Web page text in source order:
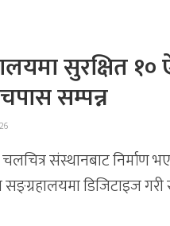
सुरक्षित
सम्पन्न
संस्थानबाट निर्माण
सङ्ग्रहालयमा डिजिटाइज